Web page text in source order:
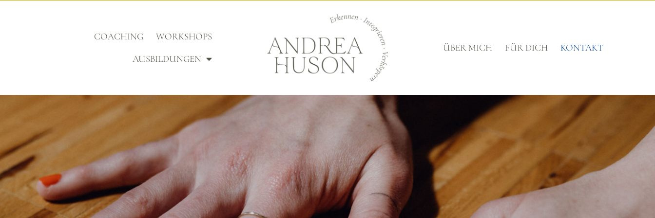
COACHING
WORKSHOPS
AUSBILDUNGEN
ÜBER MICH FÜR DICH KONTAKT